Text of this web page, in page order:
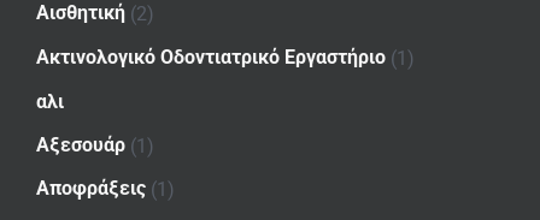
Αισθητική (2)
Ακτινολογικό Οδοντιατρικό Εργαστήριο (1)
αλι
Αξεσουάρ (1)
Αποφράξεις (1)